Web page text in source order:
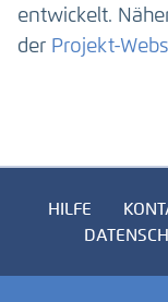
entwickelt.
der Projekt-
HILFE